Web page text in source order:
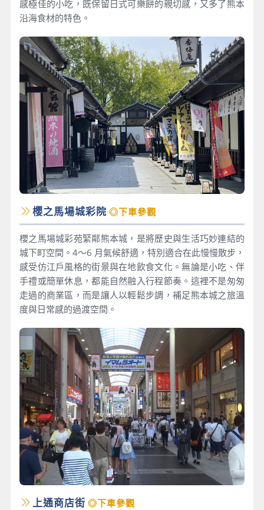
感極佳的小吃，既保留日式可樂餅的親切感，又多了熊本
沿海食材的特色。
櫻之馬場城彩院 ◎下車參觀
櫻之馬場城彩苑緊鄰熊本城，是將歷史與生活巧妙連結的
城下町空間。4～6 月氣候舒適，特別適合在此慢慢散步，
感受仿江戶風格的街景與在地飲食文化。無論是小吃、伴
手禮或簡單休息，都能自然融入行程節奏。這裡不是匆匆
走過的商業區，而是讓人以輕鬆步調，補足熊本城之旅溫
度與日常感的過渡空間。
上通商店街 ◎下車參觀